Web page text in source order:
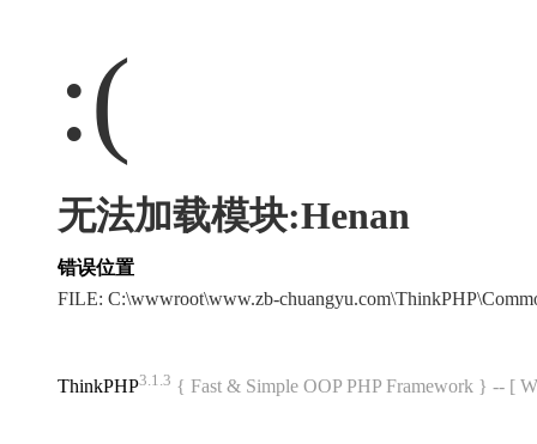
:(
无法加载模块:Henan
错误位置
FILE: C:\wwwroot\www.zb-
ThinkPHP3.1.3 { Fast & Simple OOP PHP Framework } -- [